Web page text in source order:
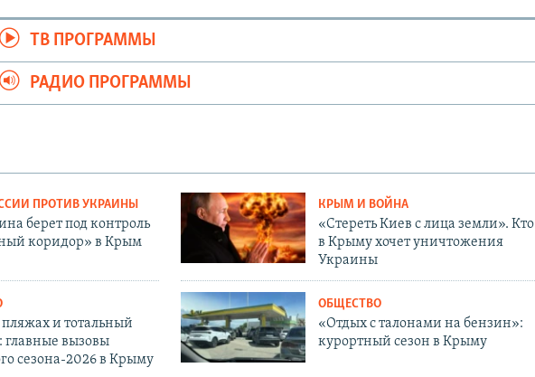
ТВ ПРОГРАММЫ
РАДИО ПРОГРАММЫ
ПРОТИВ УКРАИНЫ
берет под контроль
коридор» в Крым
КРЫМ И ВОЙНА
«Стереть Киев с лица земли». Кто
в Крыму хочет уничтожения
Украины
и тотальный
главные вызовы
сезона-2026 в Крыму
ОБЩЕСТВО
«Отдых с талонами на бензин»:
курортный сезон в Крыму